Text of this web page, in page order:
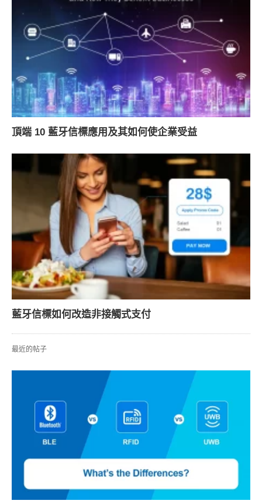
頂端 10 藍牙信標應用及其如何使企業受益
藍牙信標如何改造非接觸式支付
最近的帖子